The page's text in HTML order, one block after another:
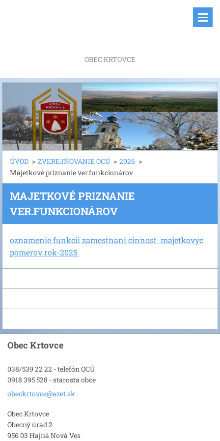
OBEC KRTOVCE
ÚVOD > ZVEREJŇOVANIE OCÚ > 2026 >
Majetkové priznanie ver.funkcionárov
MAJETKOVÉ PRIZNANIE
VER.FUNKCIONÁROV
oznamenie funkcii zamestnani cinnost majetkovyc
pomerov rok-2025.
Obec Krtovce
038/539 22 22 - telefón OCÚ
0918 395 528 - starosta obce
obeckrtovce@azet.sk
Obec Krtovce
Obecný úrad 2
956 03 Hajná Nová Ves